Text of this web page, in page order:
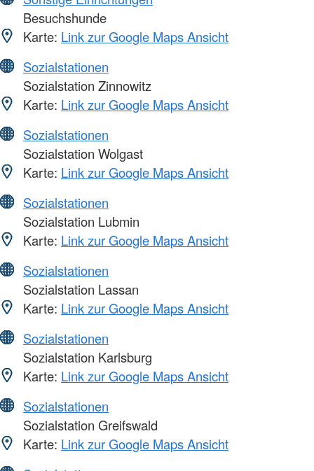
Besuchshunde
Karte: Link zur Google Maps Ansicht
Sozialstationen
Sozialstation Zinnowitz
Karte: Link zur Google Maps Ansicht
Sozialstationen
Sozialstation Wolgast
Karte: Link zur Google Maps Ansicht
Sozialstationen
Sozialstation Lubmin
Karte: Link zur Google Maps Ansicht
Sozialstationen
Sozialstation Lassan
Karte: Link zur Google Maps Ansicht
Sozialstationen
Sozialstation Karlsburg
Karte: Link zur Google Maps Ansicht
Sozialstationen
Sozialstation Greifswald
Karte: Link zur Google Maps Ansicht